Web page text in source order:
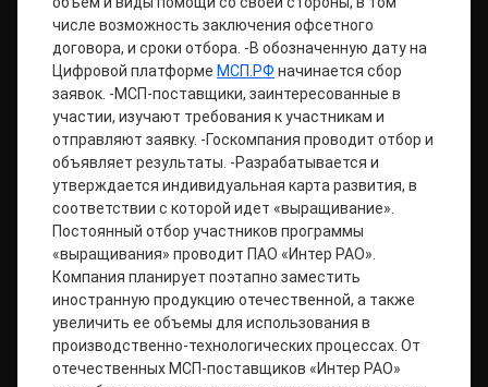
числе возможность заключения офсетного
договора, и сроки отбора. -В обозначенную дату на
Цифровой платформе МСП.РФ начинается сбор
заявок. -МСП-поставщики, заинтересованные в
участии, изучают требования к участникам и
отправляют заявку. -Госкомпания проводит отбор и
объявляет результаты. -Разрабатывается и
утверждается индивидуальная карта развития, в
соответствии с которой идет «выращивание».
Постоянный отбор участников программы
«выращивания» проводит ПАО «Интер РАО».
Компания планирует поэтапно заместить
иностранную продукцию отечественной, а также
увеличить ее объемы для использования в
производственно-технологических процессах. От
отечественных МСП-поставщиков «Интер РАО»